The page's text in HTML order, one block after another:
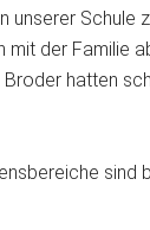
unserer Schule
mit der Familie
hatten
sind